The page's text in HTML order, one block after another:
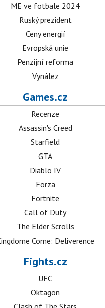
ME ve fotbale 2024
Ruský prezident
Ceny energií
Evropská unie
Penzijní reforma
Vynález
Games.cz
Recenze
Assassin's Creed
Starfield
GTA
Diablo IV
Forza
Fortnite
Call of Duty
The Elder Scrolls
Come: Deliverence
Fights.cz
UFC
Oktagon